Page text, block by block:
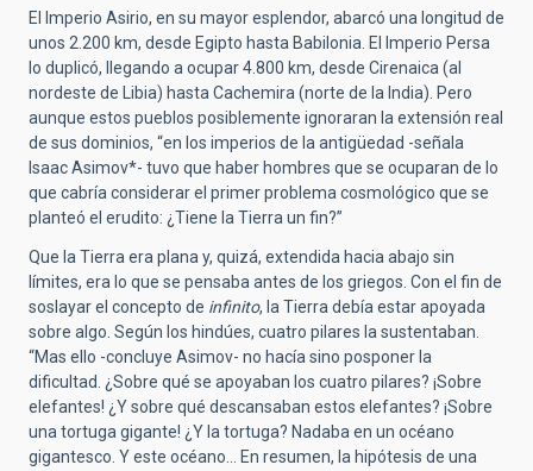
El Imperio Asirio, en su mayor esplendor, abarcó una longitud de
unos 2.200 km, desde Egipto hasta Babilonia. El Imperio Persa
lo duplicó, llegando a ocupar 4.800 km, desde Cirenaica (al
nordeste de Libia) hasta Cachemira (norte de la India). Pero
aunque estos pueblos posiblemente ignoraran la extensión real
de sus dominios, “en los imperios de la antigüedad -señala
Isaac Asimov*- tuvo que haber hombres que se ocuparan de lo
que cabría considerar el primer problema cosmológico que se
planteó el erudito: ¿Tiene la Tierra un fin?”
Que la Tierra era plana y, quizá, extendida hacia abajo sin
límites, era lo que se pensaba antes de los griegos. Con el fin de
soslayar el concepto de infinito, la Tierra debía estar apoyada
sobre algo. Según los hindúes, cuatro pilares la sustentaban.
“Mas ello -concluye Asimov- no hacía sino posponer la
dificultad. ¿Sobre qué se apoyaban los cuatro pilares? ¡Sobre
elefantes! ¿Y sobre qué descansaban estos elefantes? ¡Sobre
una tortuga gigante! ¿Y la tortuga? Nadaba en un océano
gigantesco. Y este océano… En resumen, la hipótesis de una